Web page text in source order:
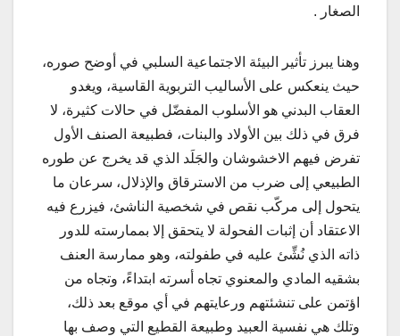
الصغار .
وهنا يبرز تأثير البيئة الاجتماعية السلبي في أوضح صوره،
حيث ينعكس على الأساليب التربوية القاسية، ويغدو
العقاب البدني هو الأسلوب المفضّل في حالات كثيرة، لا
فرق في ذلك بين الأولاد والبنات، فطبيعة الصنف الأول
تفرض فيهم الاخشوشان والجَلَد الذي قد يخرج عن طوره
الطبيعي إلى ضرب من الاسترقاق والإذلال، سرعان ما
يتحول إلى مركّب نقص في شخصية الناشئ، فيزرع فيه
الاعتقاد أن إثبات الفحولة لا يتحقق إلا بممارسته للدور
ذاته الذي نُشِّئ عليه في طفولته، وهو ممارسة العنف
بشقيه المادي والمعنوي تجاه أسرته ابتداءً، وتجاه من
اؤتمن على تنشئتهم ورعايتهم في أي موقع بعد ذلك،
وتلك هي نفسية العبيد وطبيعة القطيع التي وصف بها